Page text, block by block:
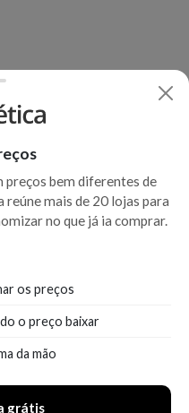
bem diferentes de
mais de 20 lojas para
no que já ia comprar.
os preços
o preço baixar
da mão
grátis